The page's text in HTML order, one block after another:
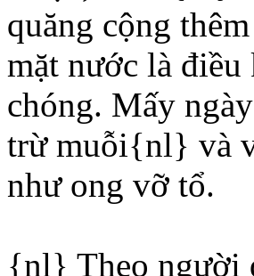
quăng cộng
mặt nước là
chóng. Mấy
trừ muỗi{nl} và
như ong vỡ tổ.
{nl} Theo người